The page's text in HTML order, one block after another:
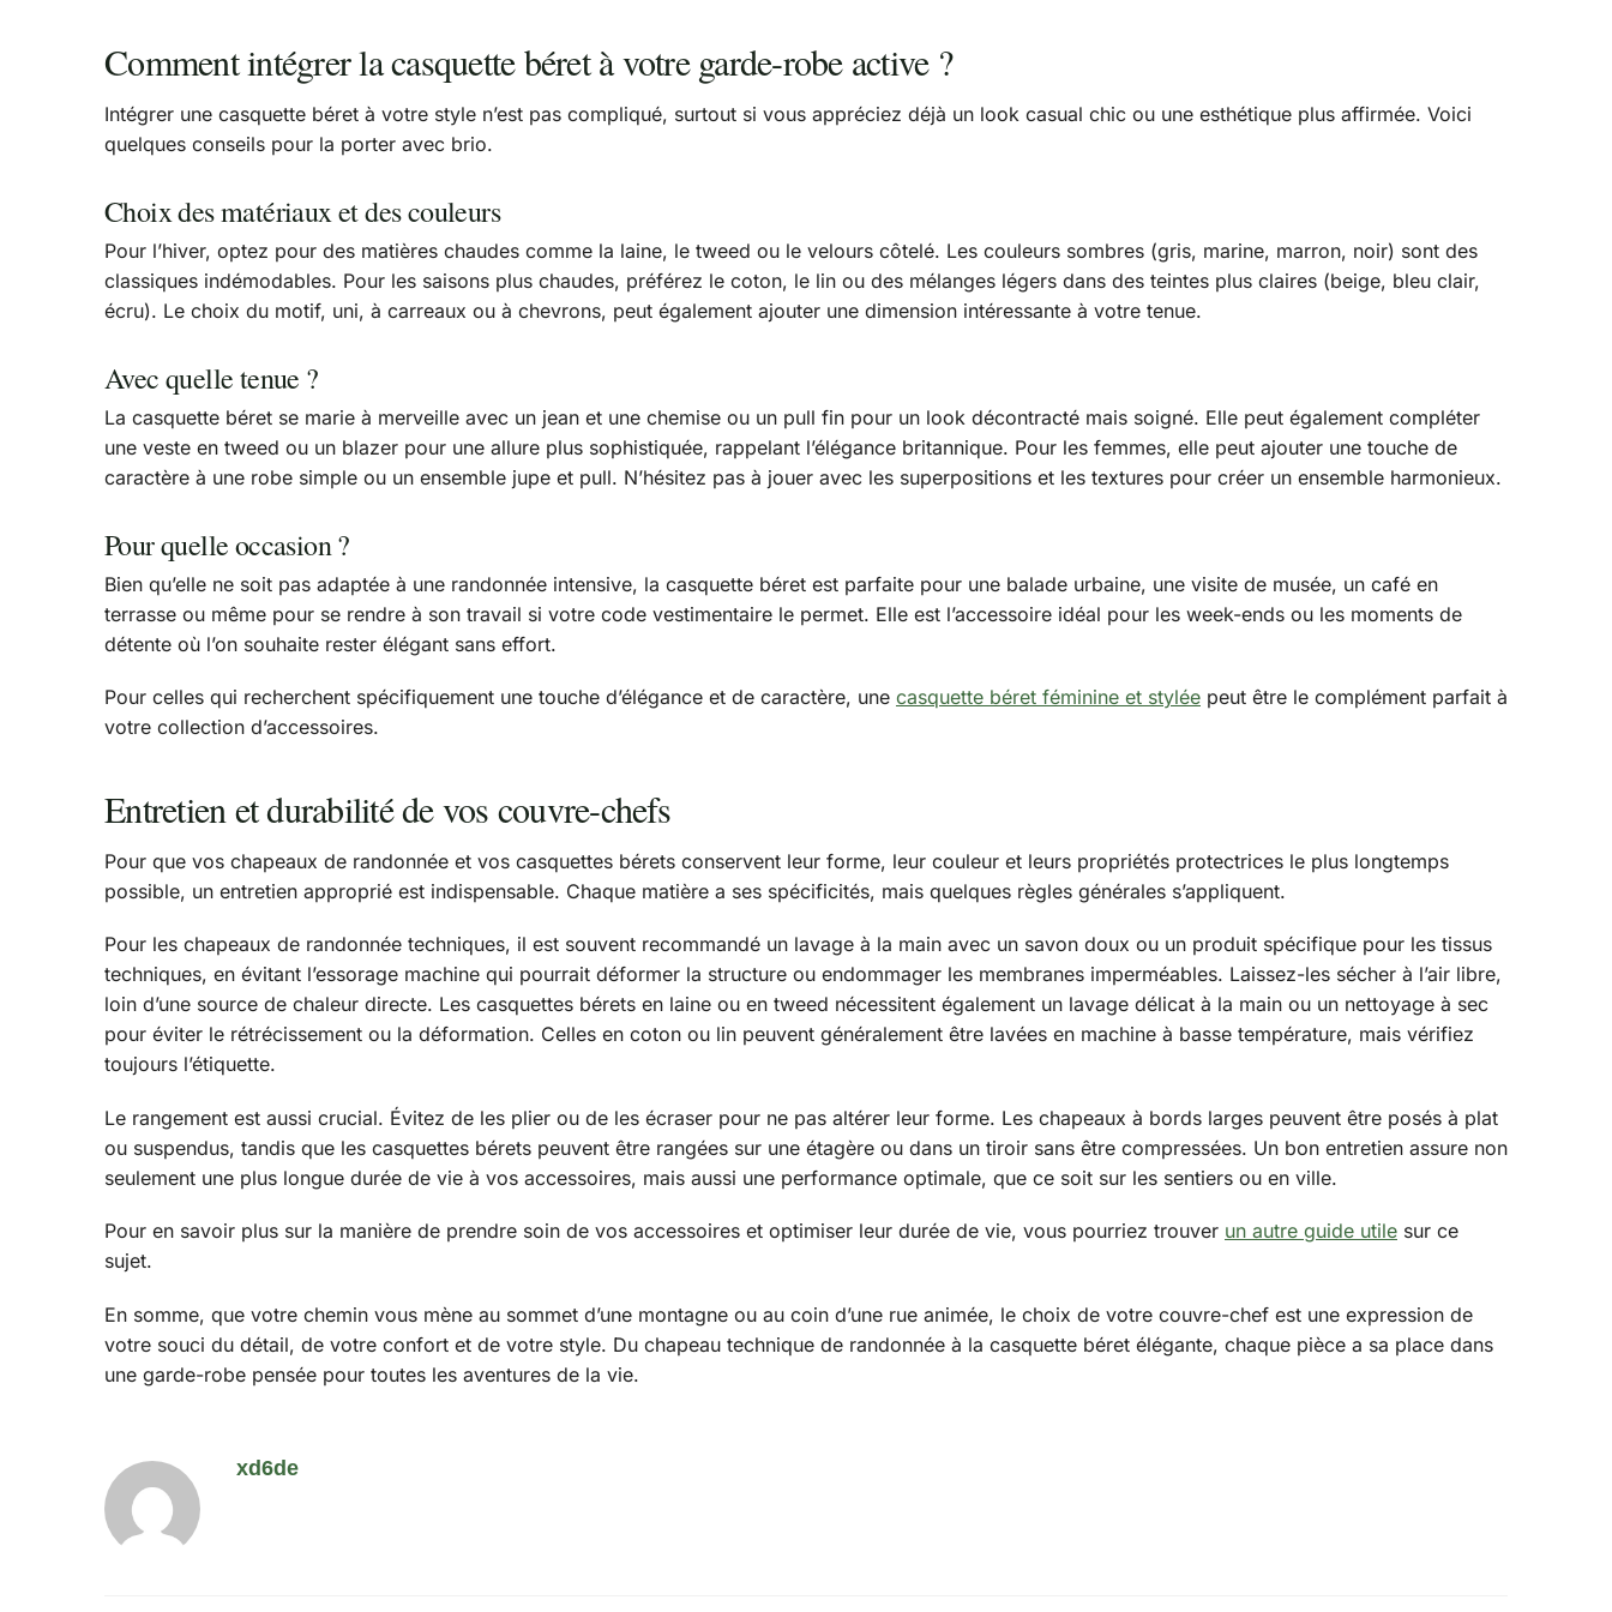
Comment intégrer la casquette béret à votre garde-robe active ?
Intégrer une casquette béret à votre style n’est pas compliqué, surtout si vous appréciez déjà un look casual chic ou une esthétique plus affirmée. Voici
quelques conseils pour la porter avec brio.
Choix des matériaux et des couleurs
Pour l’hiver, optez pour des matières chaudes comme la laine, le tweed ou le velours côtelé. Les couleurs sombres (gris, marine, marron, noir) sont des
classiques indémodables. Pour les saisons plus chaudes, préférez le coton, le lin ou des mélanges légers dans des teintes plus claires (beige, bleu clair,
écru). Le choix du motif, uni, à carreaux ou à chevrons, peut également ajouter une dimension intéressante à votre tenue.
Avec quelle tenue ?
La casquette béret se marie à merveille avec un jean et une chemise ou un pull fin pour un look décontracté mais soigné. Elle peut également compléter
une veste en tweed ou un blazer pour une allure plus sophistiquée, rappelant l’élégance britannique. Pour les femmes, elle peut ajouter une touche de
caractère à une robe simple ou un ensemble jupe et pull. N’hésitez pas à jouer avec les superpositions et les textures pour créer un ensemble harmonieux.
Pour quelle occasion ?
Bien qu’elle ne soit pas adaptée à une randonnée intensive, la casquette béret est parfaite pour une balade urbaine, une visite de musée, un café en
terrasse ou même pour se rendre à son travail si votre code vestimentaire le permet. Elle est l’accessoire idéal pour les week-ends ou les moments de
détente où l’on souhaite rester élégant sans effort.
Pour celles qui recherchent spécifiquement une touche d’élégance et de caractère, une casquette béret féminine et stylée peut être le complément parfait à
votre collection d’accessoires.
Entretien et durabilité de vos couvre-chefs
Pour que vos chapeaux de randonnée et vos casquettes bérets conservent leur forme, leur couleur et leurs propriétés protectrices le plus longtemps
possible, un entretien approprié est indispensable. Chaque matière a ses spécificités, mais quelques règles générales s’appliquent.
Pour les chapeaux de randonnée techniques, il est souvent recommandé un lavage à la main avec un savon doux ou un produit spécifique pour les tissus
techniques, en évitant l’essorage machine qui pourrait déformer la structure ou endommager les membranes imperméables. Laissez-les sécher à l’air libre,
loin d’une source de chaleur directe. Les casquettes bérets en laine ou en tweed nécessitent également un lavage délicat à la main ou un nettoyage à sec
pour éviter le rétrécissement ou la déformation. Celles en coton ou lin peuvent généralement être lavées en machine à basse température, mais vérifiez
toujours l’étiquette.
Le rangement est aussi crucial. Évitez de les plier ou de les écraser pour ne pas altérer leur forme. Les chapeaux à bords larges peuvent être posés à plat
ou suspendus, tandis que les casquettes bérets peuvent être rangées sur une étagère ou dans un tiroir sans être compressées. Un bon entretien assure non
seulement une plus longue durée de vie à vos accessoires, mais aussi une performance optimale, que ce soit sur les sentiers ou en ville.
Pour en savoir plus sur la manière de prendre soin de vos accessoires et optimiser leur durée de vie, vous pourriez trouver un autre guide utile sur ce
sujet.
En somme, que votre chemin vous mène au sommet d’une montagne ou au coin d’une rue animée, le choix de votre couvre-chef est une expression de
votre souci du détail, de votre confort et de votre style. Du chapeau technique de randonnée à la casquette béret élégante, chaque pièce a sa place dans
une garde-robe pensée pour toutes les aventures de la vie.
xd6de